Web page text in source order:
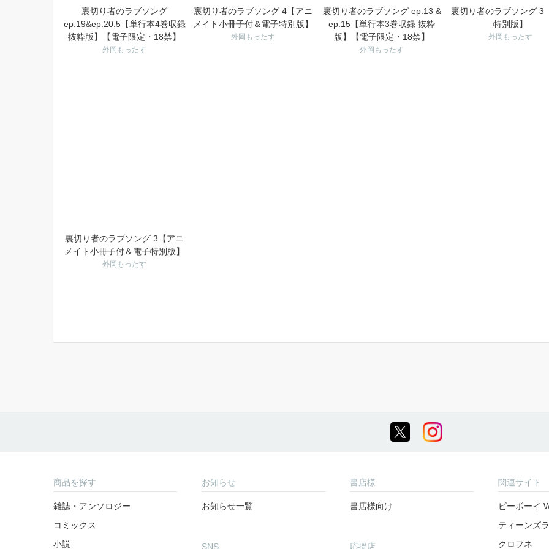
裏切り者のラブソング
ep.19&ep.20.5【単行本4巻収録
抜粋版】【電子限定・18禁】
外岡もったす
裏切り者のラブソング 4【アニ
メイト小冊子付＆電子特別版】
外岡もったす
裏切り者のラブソング ep.13 &
ep.15【単行本3巻収録 抜粋
版】【電子限定・18禁】
外岡もったす
裏切り者のラブソング 3
特別版】
外岡もったす
裏切り者のラブソング 3【アニ
メイト小冊子付＆電子特別版】
外岡もったす
商品を探す
雑誌・アンソロジー
コミックス
小説
お知らせ
お知らせ一覧
SNS
書店様
書店様向け
応援店
関連サイト
ビーボーイ
ティーンズ
クロフネ